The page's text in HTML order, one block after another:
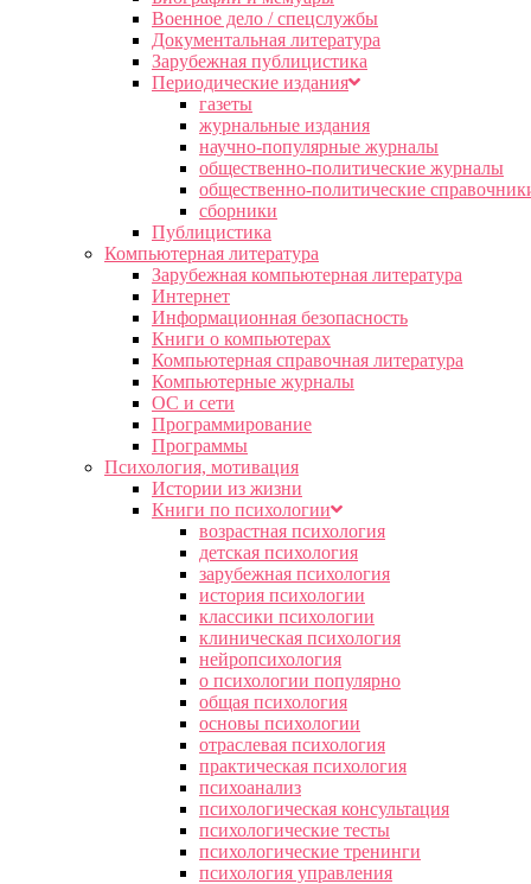
Военное дело / спецслужбы
Документальная литература
Зарубежная публицистика
Периодические издания
газеты
журнальные издания
научно-популярные журналы
общественно-политические журналы
общественно-политические
сборники
Публицистика
Компьютерная литература
Зарубежная компьютерная литература
Интернет
Информационная безопасность
Книги о компьютерах
Компьютерная справочная литература
Компьютерные журналы
ОС и сети
Программирование
Программы
Психология, мотивация
Истории из жизни
Книги по психологии
возрастная психология
детская психология
зарубежная психология
история психологии
классики психологии
клиническая психология
нейропсихология
о психологии популярно
общая психология
основы психологии
отраслевая психология
практическая психология
психоанализ
психологическая консультация
психологические тесты
психологические тренинги
психология управления